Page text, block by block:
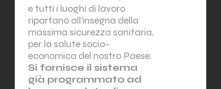
e tutti i luoghi di lavoro
ripartano all’insegna della
massima sicurezza sanitaria,
per la salute socio-
economica del nostro Paese.
Si fornisce il sistema
già programmato ad